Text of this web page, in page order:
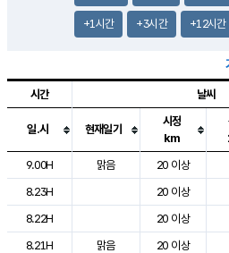
+1시간 +3시간 +12시간
도시별 기상실황표로 지점, 날씨, 기온,
시간 날씨
일.시 현재일기
시정
km
9.00H
맑음 20 이상
8.23H
20 이상
8.22H
20 이상
8.21H
맑음 20 이상